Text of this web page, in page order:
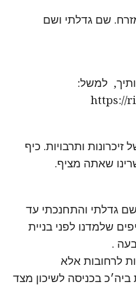
שם גדלתי ושם
למשל:
https://
ותרבויות. כיף
שאתה מציף.
גדלתי והתחנכתי עד
שלמדנו לפני בניית
.
לרחובות אלא
ביה׳כ בכניסה לשיכון מצד